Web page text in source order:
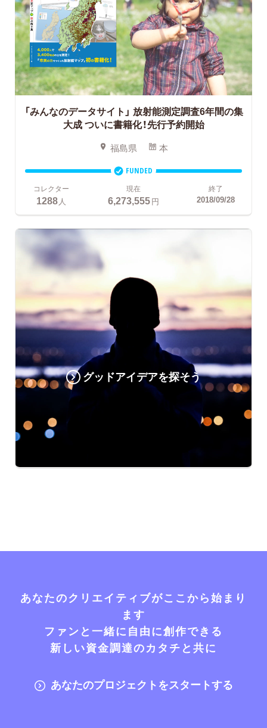
「みんなのデータサイト」 放射能測定調査6年間の集
大成 ついに書籍化！先行予約開始
福島県 本
FUNDED
コレクター
1288 人
現在
6,273,555円
終了
2018/09/28
グッドアイデアを探そう
あなたのクリエイティブがここから始まり
ます
ファンと一緒に自由に創作できる
新しい資金調達のカタチと共に
あなたのプロジェクトをスタートする